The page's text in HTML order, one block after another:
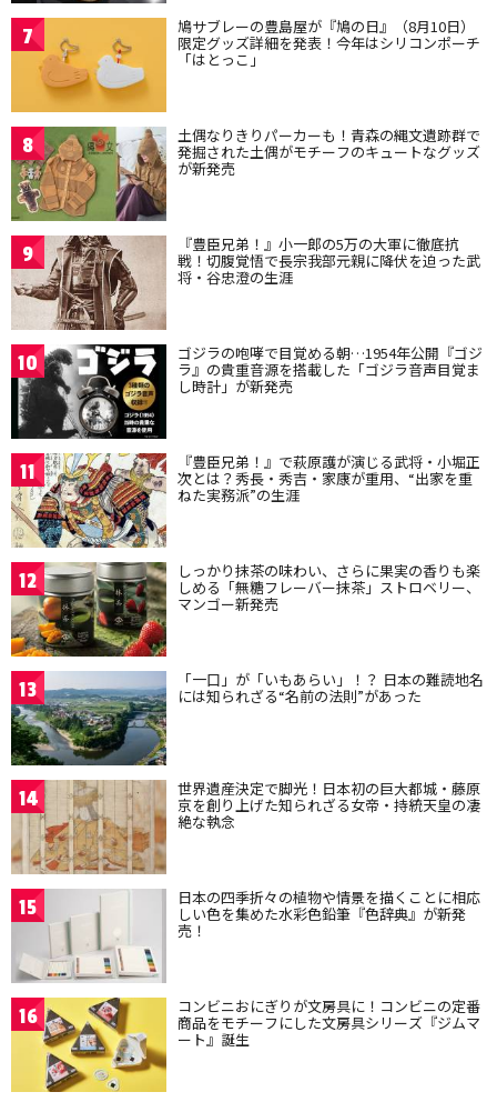
7 鳩サブレーの豊島屋が『鳩の日』（8月10日）
限定グッズ詳細を発表！今年はシリコンポーチ
「はとっこ」
8 土偶なりきりパーカーも！青森の縄文遺跡群で
発掘された土偶がモチーフのキュートなグッズ
が新発売
9 『豊臣兄弟！』小一郎の5万の大軍に徹底抗
戦！切腹覚悟で長宗我部元親に降伏を迫った武
将・谷忠澄の生涯
10 ゴジラの咆哮で目覚める朝…1954年公開『ゴジ
ラ』の貴重音源を搭載した「ゴジラ音声目覚ま
し時計」が新発売
11 『豊臣兄弟！』で萩原護が演じる武将・小堀正
次とは？秀長・秀吉・家康が重用、“出家を重
ねた実務派”の生涯
12 しっかり抹茶の味わい、さらに果実の香りも楽
しめる「無糖フレーバー抹茶」ストロベリー、
マンゴー新発売
13 「一口」が「いもあらい」！？ 日本の難読地名
には知られざる“名前の法則”があった
14 世界遺産決定で脚光！日本初の巨大都城・藤原
京を創り上げた知られざる女帝・持統天皇の凄
絶な執念
15 日本の四季折々の植物や情景を描くことに相応
しい色を集めた水彩色鉛筆『色辞典』が新発
売！
16 コンビニおにぎりが文房具に！コンビニの定番
商品をモチーフにした文房具シリーズ『ジムマ
ート』誕生